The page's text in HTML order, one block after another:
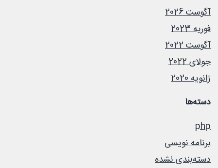
آگوست 2026
فوریه 2023
آگوست 2022
جولای 2022
ژانویه 2020
دسته‌ها
php
برنامه نویسی
دسته‌بندی نشده